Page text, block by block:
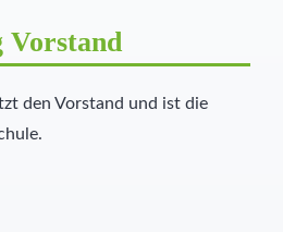
Vorstand
den Vorstand und ist die